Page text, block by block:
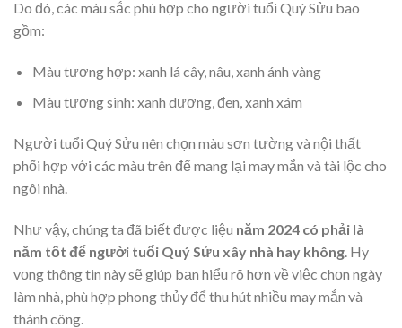
Do đó, các màu sắc phù hợp cho người tuổi Quý Sửu bao
gồm:
Màu tương hợp: xanh lá cây, nâu, xanh ánh vàng
Màu tương sinh: xanh dương, đen, xanh xám
Người tuổi Quý Sửu nên chọn màu sơn tường và nội thất
phối hợp với các màu trên để mang lại may mắn và tài lộc cho
ngôi nhà.
Như vậy, chúng ta đã biết được liệu năm 2024 có phải là
năm tốt để người tuổi Quý Sửu xây nhà hay không . Hy
vọng thông tin này sẽ giúp bạn hiểu rõ hơn về việc chọn ngày
làm nhà, phù hợp phong thủy để thu hút nhiều may mắn và
thành công.